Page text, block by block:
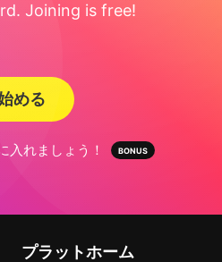
Joining is free!
める
入れましょう！
プラットホーム